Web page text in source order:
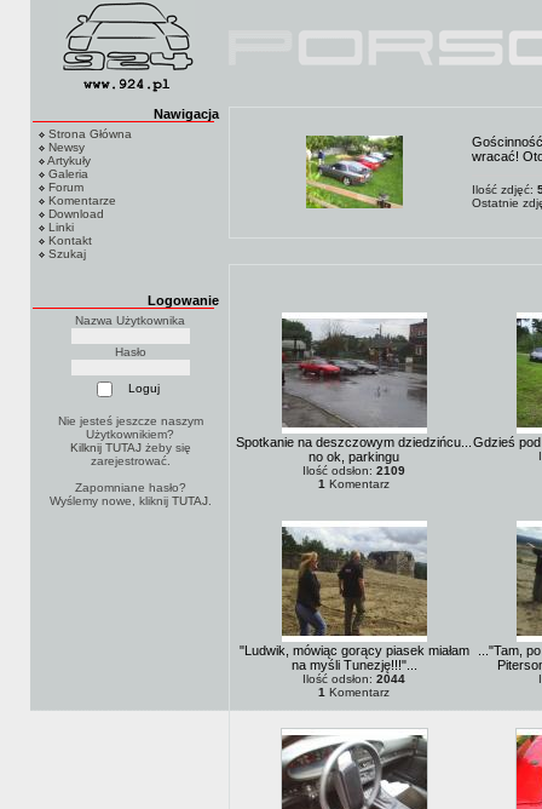
Nawigacja
Strona Główna
Newsy
Artykuły
Galeria
Forum
Komentarze
Download
Linki
Kontakt
Szukaj
Logowanie
Nazwa Użytkownika
Hasło
Nie jesteś jeszcze naszym
Użytkownikiem?
Kilknij TUTAJżeby się
zarejestrować.
Zapomniane hasło?
Wyślemy nowe, kliknij TUTAJ.
wracać!
Ilość zdjęć:
Ostatnie
Spotkanie na deszczowym dziedzińcu...
no ok, parkingu
Ilość odsłon: 2109
1 Komentarz
Gdzieś
"Ludwik, mówiąc gorący piasek miałam
na myśli Tunezję!!!"...
Ilość odsłon: 2044
1 Komentarz
..."Tam,